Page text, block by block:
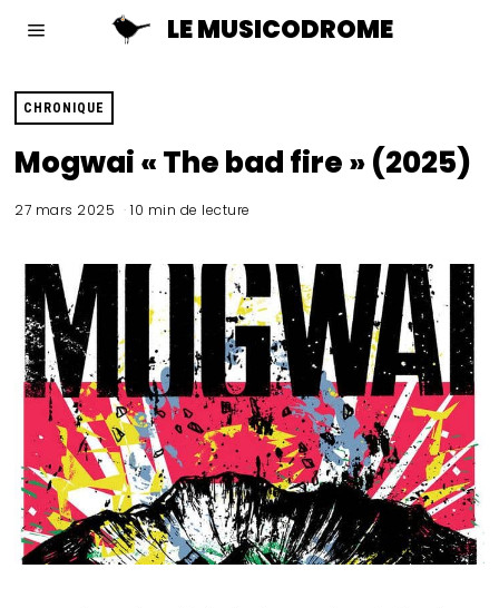
LE MUSICODROME
CHRONIQUE
Mogwai « The bad fire » (2025)
27 mars 2025 10 min de lecture